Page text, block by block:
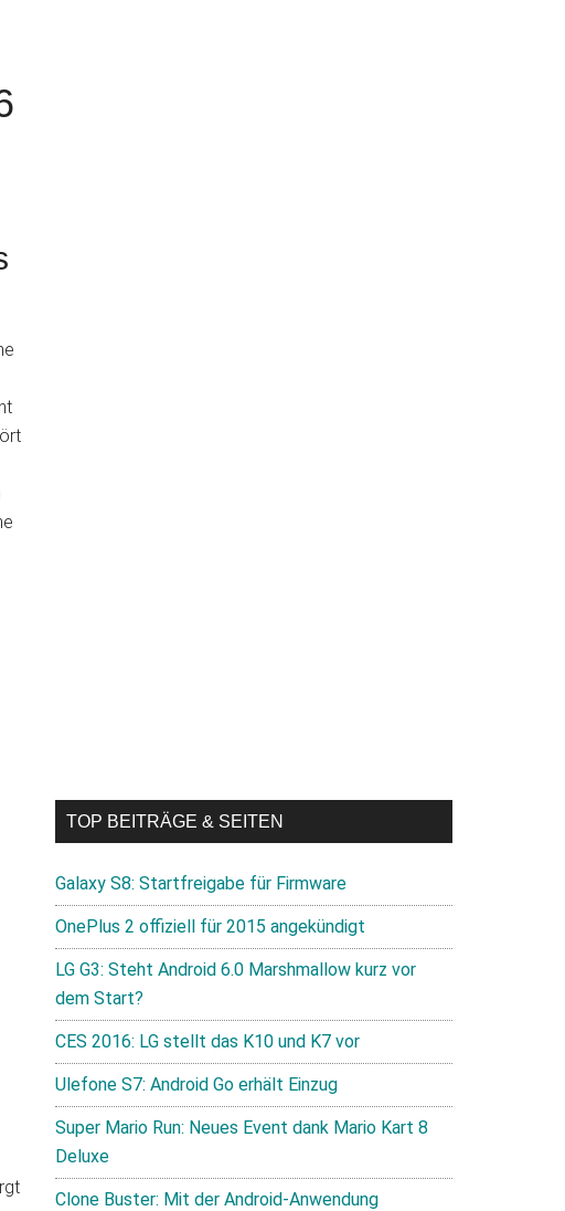
TOP BEITRÄGE & SEITEN
Galaxy S8: Startfreigabe für Firmware
OnePlus 2 offiziell für 2015 angekündigt
LG G3: Steht Android 6.0 Marshmallow kurz vor
dem Start?
CES 2016: LG stellt das K10 und K7 vor
Ulefone S7: Android Go erhält Einzug
Super Mario Run: Neues Event dank Mario Kart 8
Deluxe
Clone Buster: Mit der Android-Anwendung